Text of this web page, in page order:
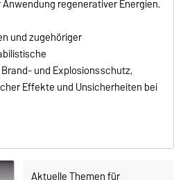
regenerativer Energien.
und zugehöriger
und Explosionsschutz,
Effekte und Unsicherheiten bei